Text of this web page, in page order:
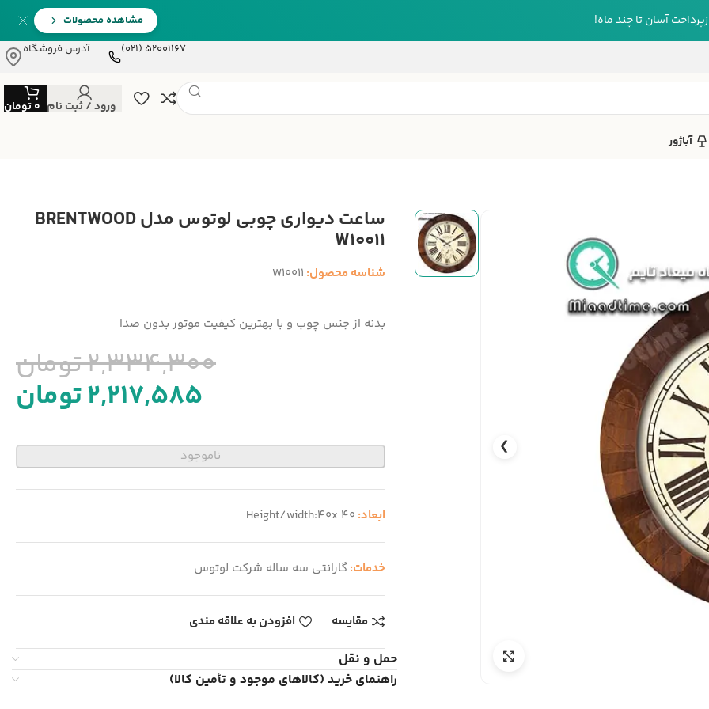
آسان تا چند ماه!
مشاهده محصولات
52001167 (021)
آدرس فروشگاه
ورود / ثبت نام 0تومان
آباژور
❯
ساعت دیواری چوبی لوتوس مدل BRENTWOOD
W10011
شناسه محصول: W10011
بدنه از جنس چوب و با بهترین کیفیت موتور بدون صدا
2,334,300تومان
2,217,585تومان
ناموجود
ابعاد: Height/width:40x 40
خدمات: گارانتی سه ساله شرکت لوتوس
مقایسه افزودن به علاقه مندی
حمل و نقل
راهنمای خرید (کالاهای موجود و تأمین کالا)